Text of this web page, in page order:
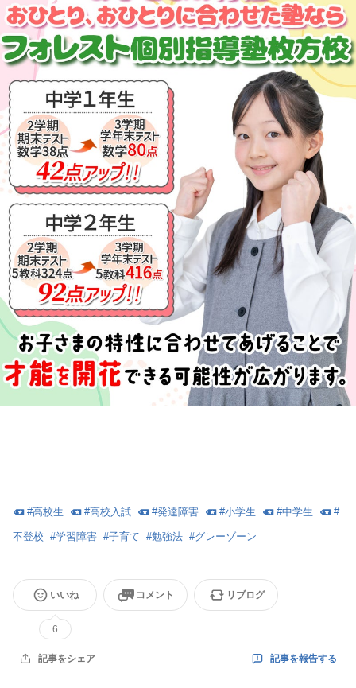
#高校生 #高校入試 #発達障害 #小学生 #中学生 #
不登校 #学習障害 #子育て #勉強法 #グレーゾーン
いいね
6
コメント リブログ
記事をシェア 記事を報告する